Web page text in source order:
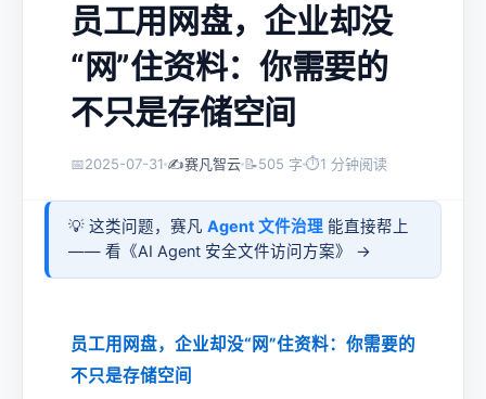
员工用网盘，企业却没
“网”住资料：你需要的
不只是存储空间
📅2025-07-31 ✍️赛凡智云 📝505 字 ⏱1 分钟阅读
💡 这类问题，赛凡 Agent 文件治理 能直接帮上
—— 看《AI Agent 安全文件访问方案》 →
员工用网盘，企业却没“网”住资料：你需要的
不只是存储空间